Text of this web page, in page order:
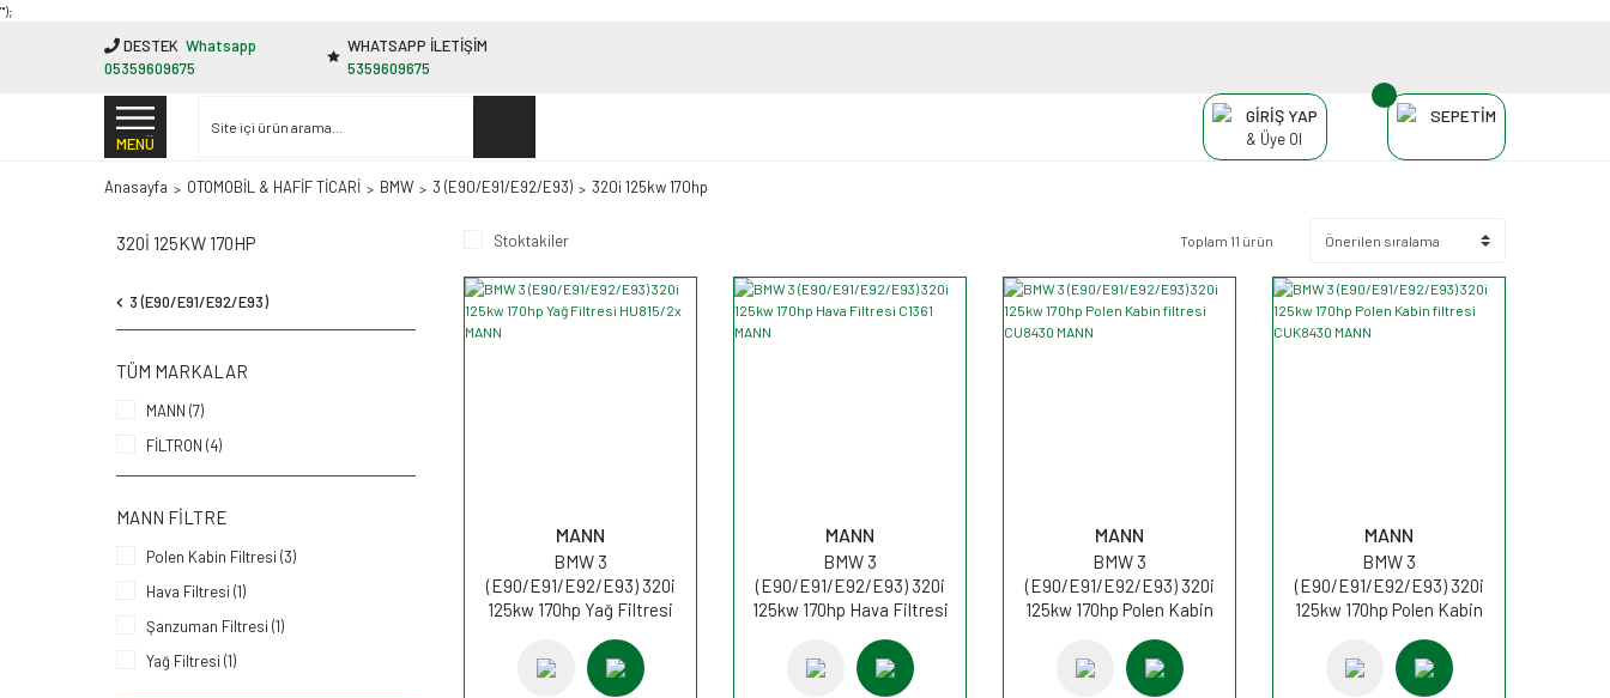
"');
DESTEK Whatsapp
05359609675
WHATSAPP İLETİŞİM
5359609675
MENÜ
GİRİŞ YAP
& Üye Ol
SEPETİM
Anasayfa OTOMOBİL & HAFİF TİCARİ BMW 3 (E90/E91/E92/E93) 320i 125kw 170hp
320I 125KW 170HP
3 (E90/E91/E92/E93)
TÜM MARKALAR
MANN (7)
FİLTRON (4)
MANN FILTRE
Polen Kabin Filtresi (3)
Hava Filtresi (1)
Şanzuman Filtresi (1)
Yağ Filtresi (1)
Stoktakiler Toplam 11 ürün
MANN
BMW 3
(E90/E91/E92/E93) 320i
125kw 170hp Yağ Filtresi
MANN
BMW 3
(E90/E91/E92/E93) 320i
125kw 170hp Hava Filtresi
MANN
BMW 3
(E90/E91/E92/E93) 320i
125kw 170hp Polen Kabin
MANN
BMW 3
(E90/E91/E92/E93) 320i
125kw 170hp Polen Kabin